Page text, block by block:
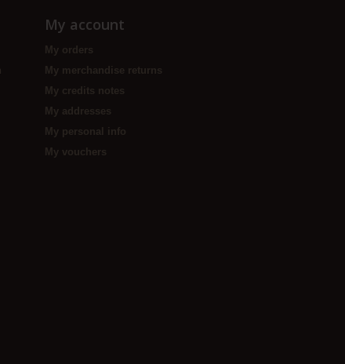
My account
My orders
My merchandise returns
My credits notes
My addresses
My personal info
My vouchers